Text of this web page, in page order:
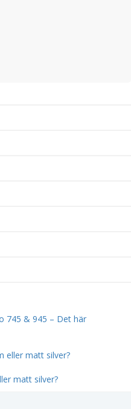
745 & 945 – Det här
eller matt silver?
matt silver?